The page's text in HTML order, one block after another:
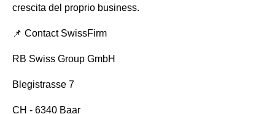
crescita del proprio business.
📌 Contact SwissFirm
RB Swiss Group GmbH
Blegistrasse 7
CH - 6340 Baar